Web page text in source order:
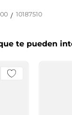
/ 10187510
te pueden